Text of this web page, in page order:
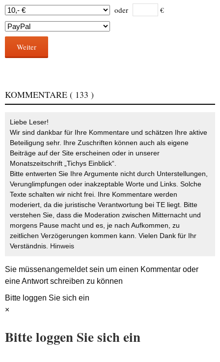
oder €
Weiter
KOMMENTARE ( 133 )
Liebe Leser!
Wir sind dankbar für Ihre Kommentare und schätzen Ihre aktive
Beteiligung sehr. Ihre Zuschriften können auch als eigene
Beiträge auf der Site erscheinen oder in unserer
Monatszeitschrift „Tichys Einblick“.
Bitte entwerten Sie Ihre Argumente nicht durch Unterstellungen,
Verunglimpfungen oder inakzeptable Worte und Links. Solche
Texte schalten wir nicht frei. Ihre Kommentare werden
moderiert, da die juristische Verantwortung bei TE liegt. Bitte
verstehen Sie, dass die Moderation zwischen Mitternacht und
morgens Pause macht und es, je nach Aufkommen, zu
zeitlichen Verzögerungen kommen kann. Vielen Dank für Ihr
Verständnis. Hinweis
Sie müssenangemeldetsein um einen Kommentar oder
eine Antwort schreiben zu können
Bitte loggen Sie sich ein
×
Bitte loggen Sie sich ein